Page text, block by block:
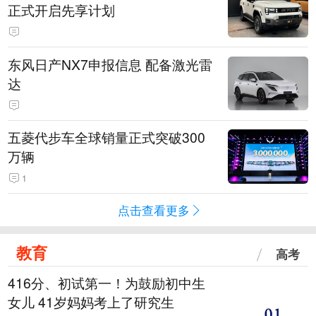
正式开启先享计划
东风日产NX7申报信息 配备激光雷
达
五菱代步车全球销量正式突破300
万辆
1
点击查看更多
教育 高考
416分、初试第一！为鼓励初中生
女儿 41岁妈妈考上了研究生